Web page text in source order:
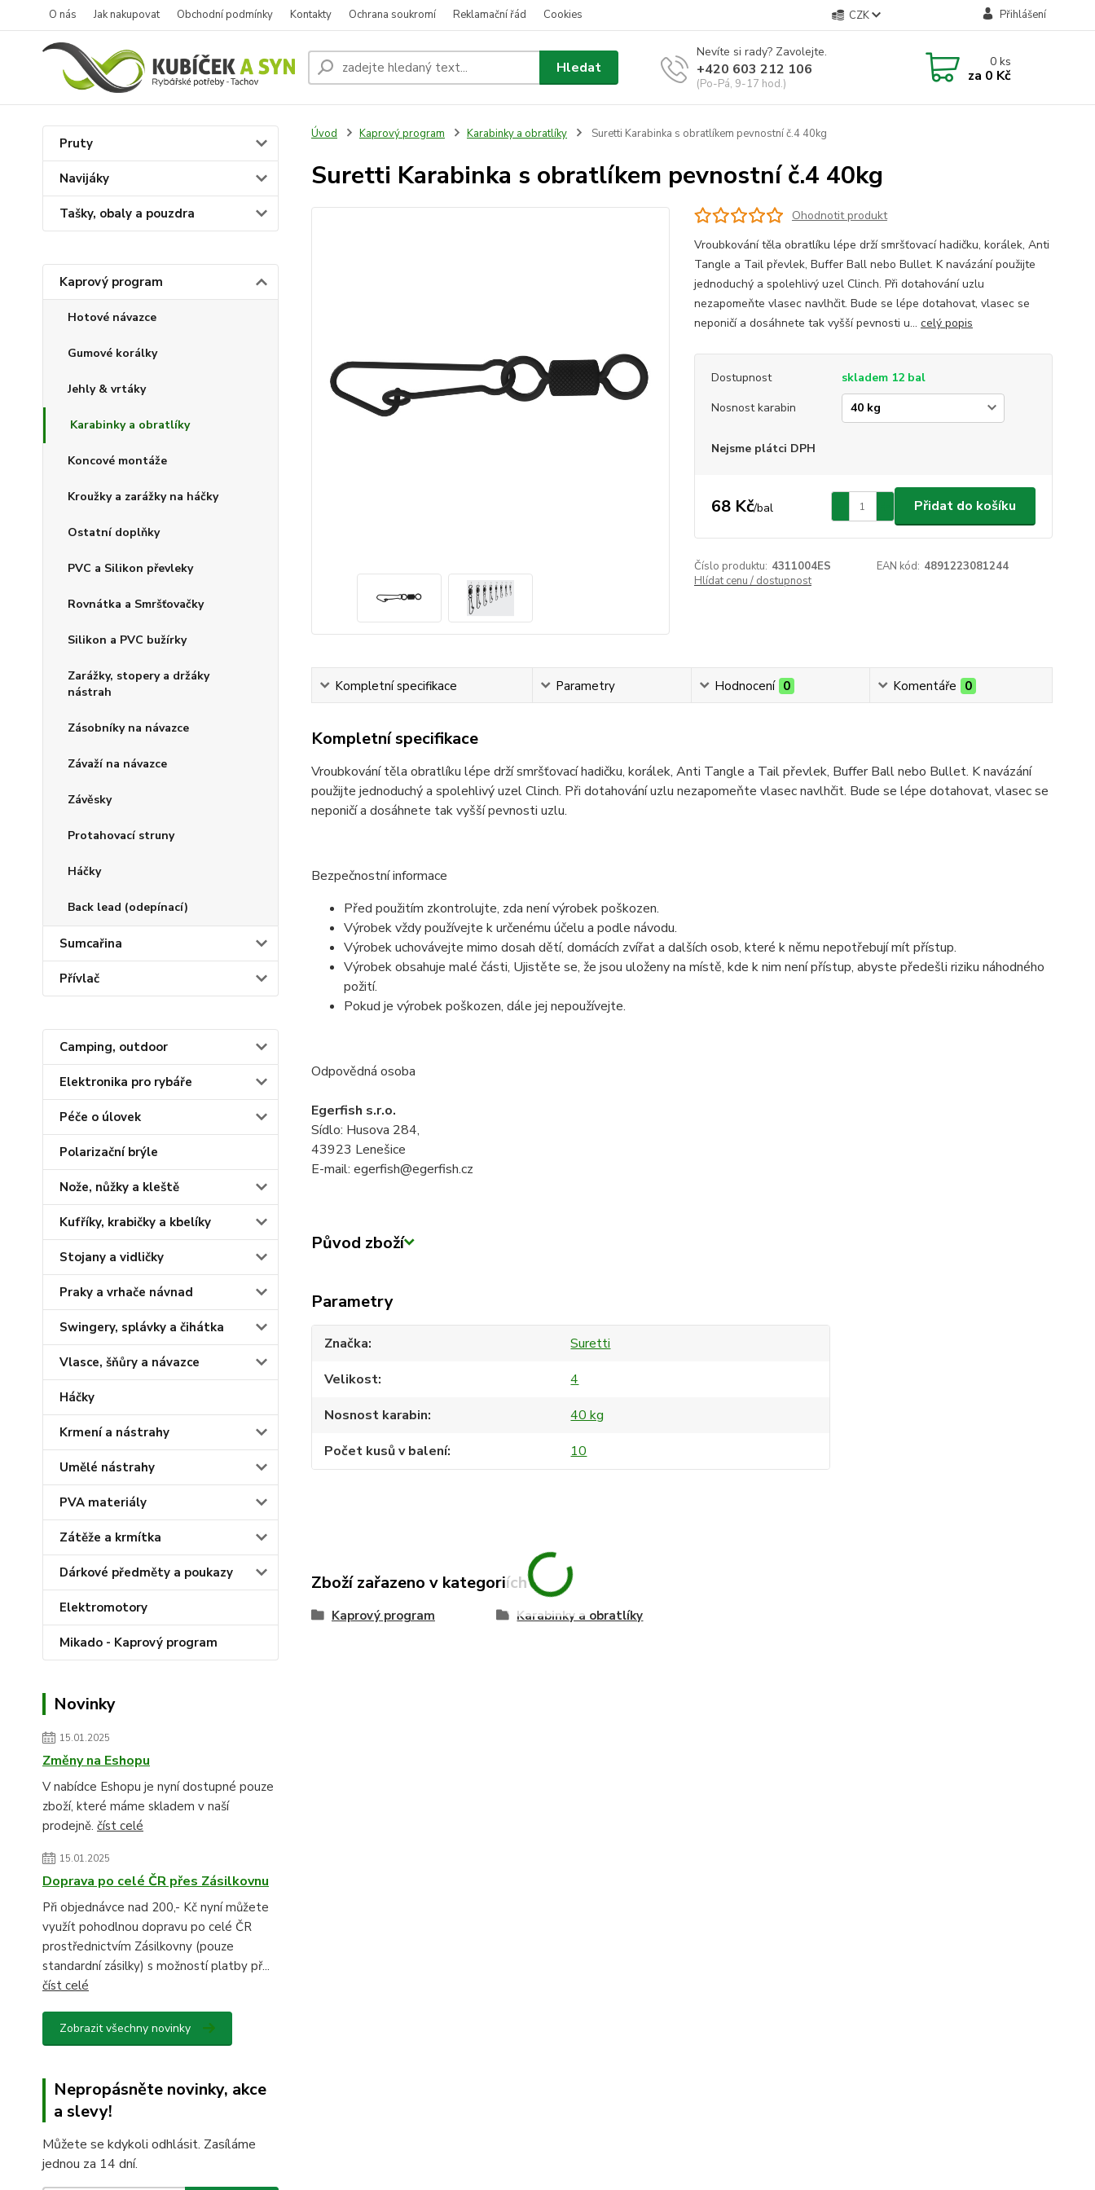
O nás Jak nakupovat Obchodní podmínky Kontakty Ochrana soukromí Reklamační řád Cookies CZK Přihlášení
Hledat
Nevíte si rady? Zavolejte.
+420 603 212 106
(Po-Pá, 9-17 hod.)
0ks
za 0 Kč
Pruty
Navijáky
Tašky, obaly a pouzdra
Kaprový program
Hotové návazce
Gumové korálky
Jehly & vrtáky
Karabinky a obratlíky
Koncové montáže
Kroužky a zarážky na háčky
Ostatní doplňky
PVC a Silikon převleky
Rovnátka a Smršťovačky
Silikon a PVC bužírky
Zarážky, stopery a držáky
nástrah
Zásobníky na návazce
Závaží na návazce
Závěsky
Protahovací struny
Háčky
Back lead (odepínací)
Sumcařina
Přívlač
Camping, outdoor
Elektronika pro rybáře
Péče o úlovek
Polarizační brýle
Nože, nůžky a kleště
Kufříky, krabičky a kbelíky
Stojany a vidličky
Praky a vrhače návnad
Swingery, splávky a čihátka
Vlasce, šňůry a návazce
Háčky
Krmení a nástrahy
Umělé nástrahy
PVA materiály
Zátěže a krmítka
Dárkové předměty a poukazy
Elektromotory
Mikado - Kaprový program
Novinky
15.01.2025
Změny na Eshopu
V nabídce Eshopu je nyní dostupné pouze
zboží, které máme skladem v naší
prodejně. číst celé
15.01.2025
Doprava po celé ČR přes Zásilkovnu
Při objednávce nad 200,- Kč nyní můžete
využít pohodlnou dopravu po celé ČR
prostřednictvím Zásilkovny (pouze
standardní zásilky) s možností platby př...
číst celé
Zobrazit všechny novinky
Nepropásněte novinky, akce
a slevy!
Můžete se kdykoli odhlásit. Zasíláme
jednou za 14 dní.
Úvod Kaprový program Karabinky a obratlíky Suretti Karabinka s obratlíkem pevnostní č.4 40kg
Suretti Karabinka s obratlíkem pevnostní č.4 40kg
Ohodnotit produkt
Vroubkování těla obratlíku lépe drží smršťovací hadičku, korálek, Anti
Tangle a Tail převlek, Buffer Ball nebo Bullet. K navázání použijte
jednoduchý a spolehlivý uzel Clinch. Při dotahování uzlu
nezapomeňte vlasec navlhčit. Bude se lépe dotahovat, vlasec se
neponičí a dosáhnete tak vyšší pevnosti u... celý popis
Dostupnost
skladem 12 bal
Nosnost karabin
Nejsme plátci DPH
68 Kč/bal Přidat do košíku
Číslo produktu: 4311004ES EAN kód: 4891223081244
Hlídat cenu / dostupnost
Kompletní specifikace Parametry Hodnocení 0 Komentáře 0
Kompletní specifikace
Vroubkování těla obratlíku lépe drží smršťovací hadičku, korálek, Anti Tangle a Tail převlek, Buffer Ball nebo Bullet. K navázání
použijte jednoduchý a spolehlivý uzel Clinch. Při dotahování uzlu nezapomeňte vlasec navlhčit. Bude se lépe dotahovat, vlasec se
neponičí a dosáhnete tak vyšší pevnosti uzlu.
Bezpečnostní informace
Před použitím zkontrolujte, zda není výrobek poškozen.
Výrobek vždy používejte k určenému účelu a podle návodu.
Výrobek uchovávejte mimo dosah dětí, domácích zvířat a dalších osob, které k němu nepotřebují mít přístup.
Výrobek obsahuje malé části, Ujistěte se, že jsou uloženy na místě, kde k nim není přístup, abyste předešli riziku náhodného
požití.
Pokud je výrobek poškozen, dále jej nepoužívejte.
Odpovědná osoba
Egerfish s.r.o.
Sídlo: Husova 284,
43923 Lenešice
E-mail: egerfish@egerfish.cz
Původ zboží
Parametry
Značka
Suretti
Velikost
4
Nosnost karabin
40 kg
Počet kusů v balení
10
Zboží zařazeno v kategoriích
Kaprový program Karabinky a obratlíky